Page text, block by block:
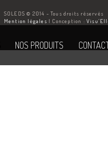
NOS PRODUITS
SOLEDS © 2014 - Tous droits réservés
Mention légales | Conception :